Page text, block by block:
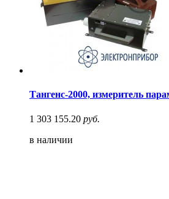
Тангенс-2000, измеритель
1 303 155.20 руб.
в наличии